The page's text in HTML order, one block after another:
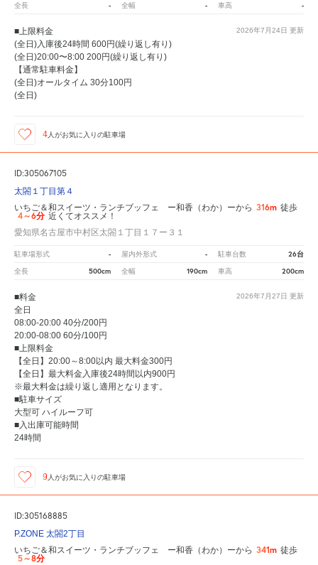
全長 - 全幅 - 車高 -
2026年7月24日 更新
■上限料金
(全日)入庫後24時間 600円(繰り返し有り)
(全日)20:00〜8:00 200円(繰り返し有り)
【通常駐車料金】
(全日)オールタイム 30分100円
(全日)
4人がお気に入りの駐車場
ID:305067105
太閤１丁目第４
いちご＆和スイーツ・ランチブッフェ ー和香（わか）ーから 316m 徒歩
4～6分 近くてオススメ！
愛知県名古屋市中村区太閤１丁目１７ー３１
駐車場形式 - 屋内外形式 - 駐車台数 26台
全長 500cm 全幅 190cm 車高 200cm
2026年7月27日 更新
■料金
全日
08:00-20:00 40分/200円
20:00-08:00 60分/100円
■上限料金
【全日】20:00～8:00以内 最大料金300円
【全日】最大料金入庫後24時間以内900円
※最大料金は繰り返し適用となります。
■駐車サイズ
大型可 ハイルーフ可
■入出庫可能時間
24時間
9人がお気に入りの駐車場
ID:305168885
P.ZONE 太閤2丁目
いちご＆和スイーツ・ランチブッフェ ー和香（わか）ーから 341m 徒歩
5～8分